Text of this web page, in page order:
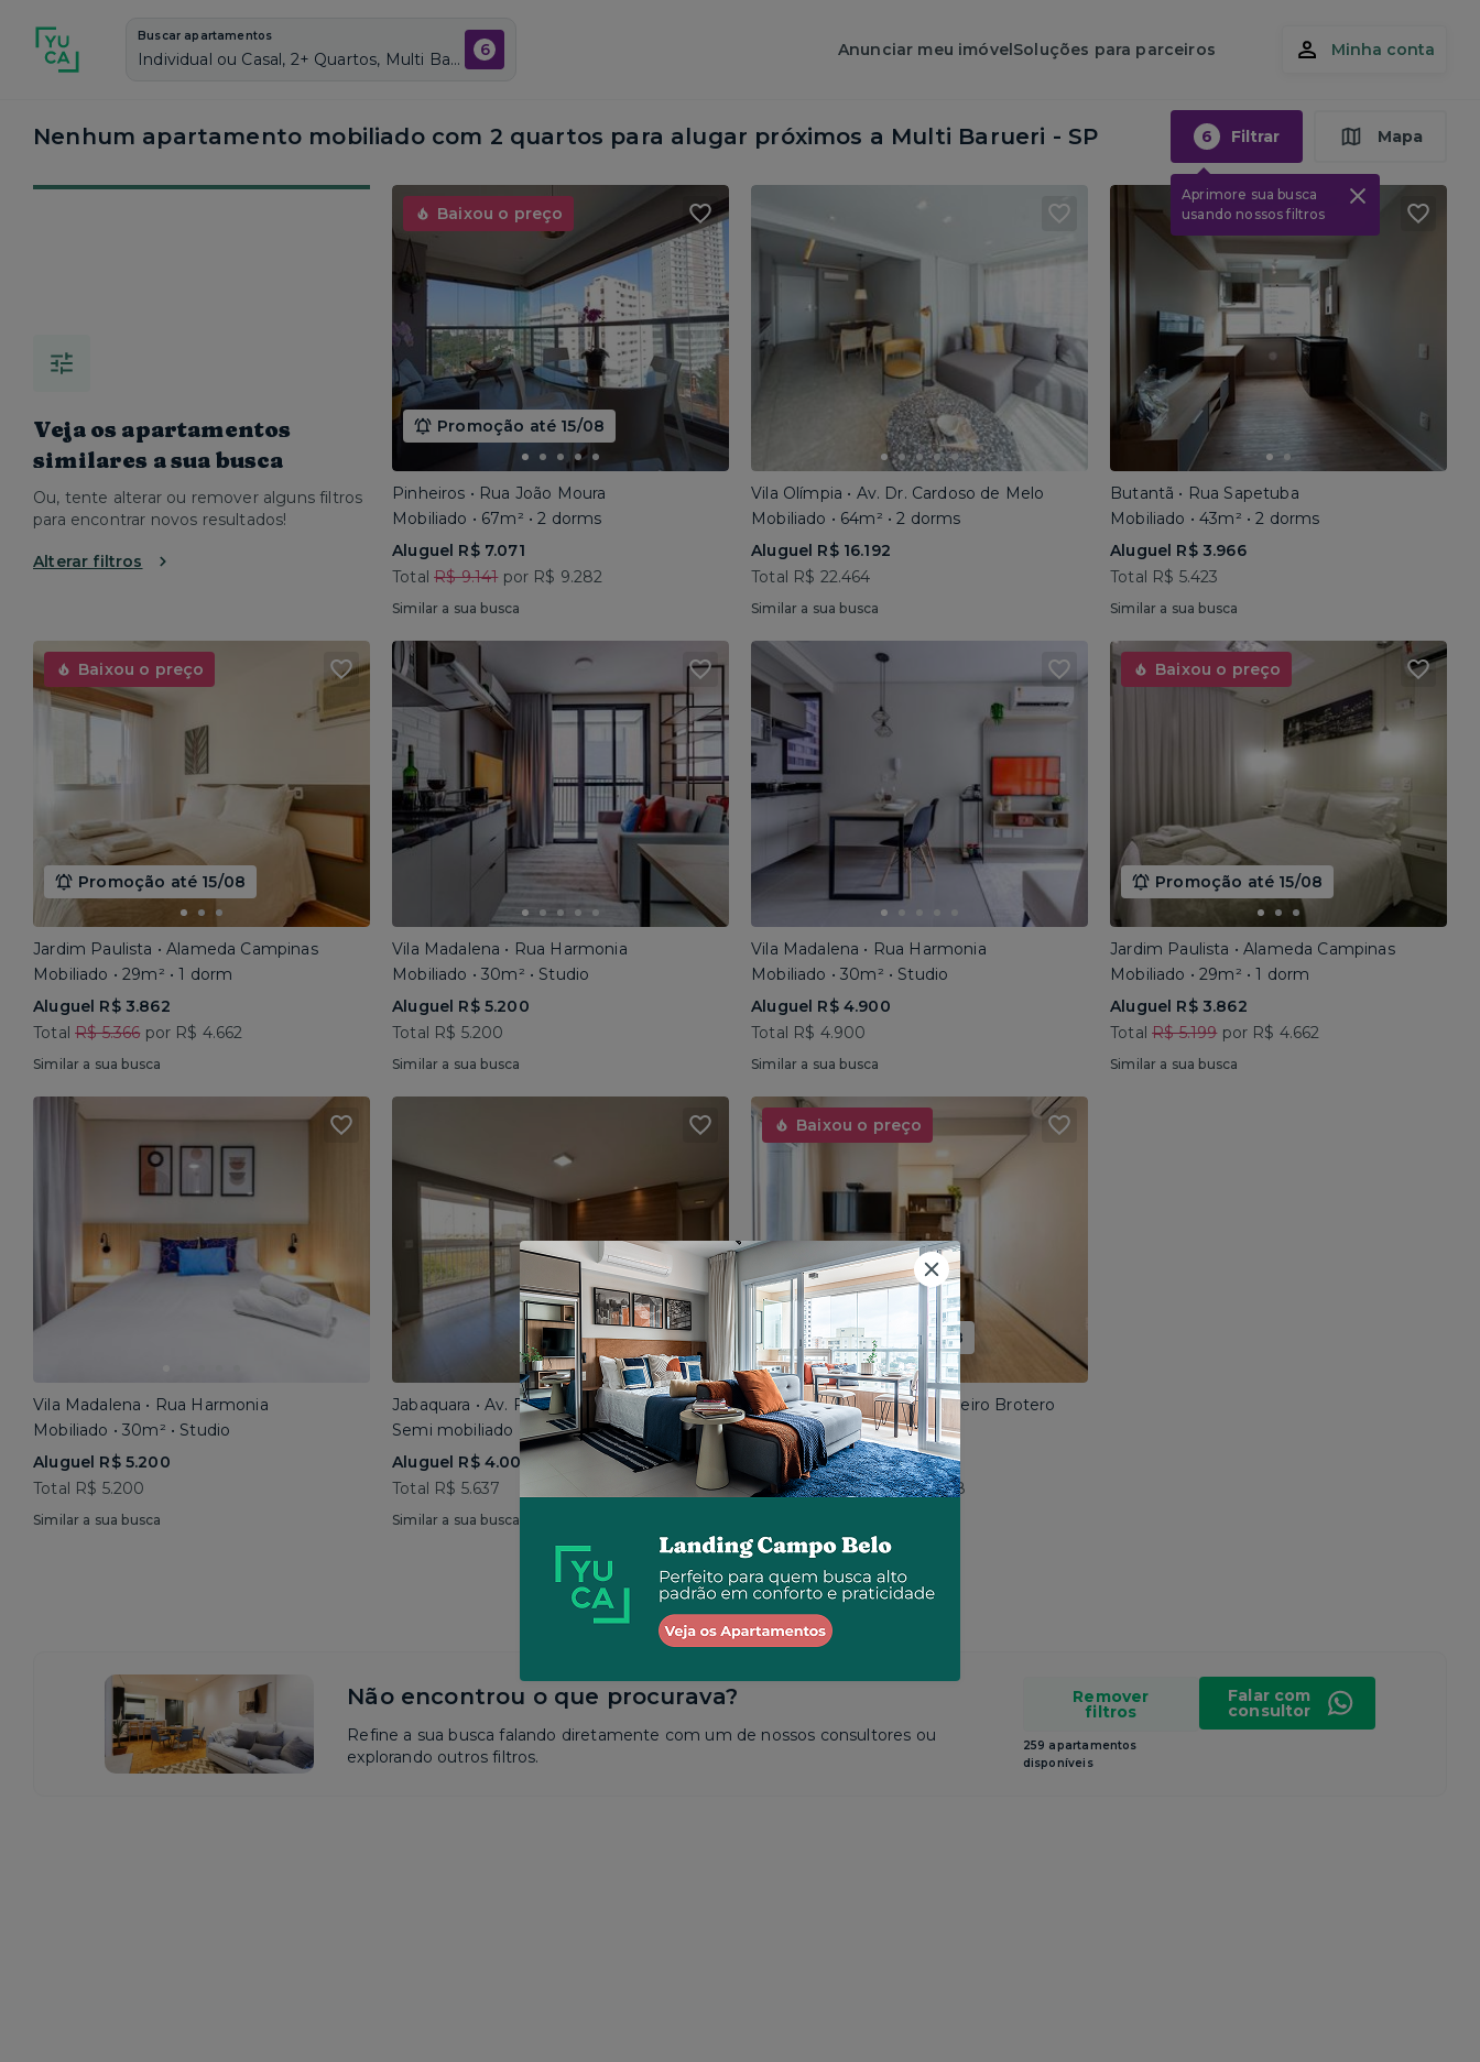
Buscar apartamentos
Individual ou Casal, 2+ Quartos, Multi Barueri, Vagas de garagem: Sim, Mobiliado, Piscina 6 Anunciar meu imóvelSoluções para parceiros Minha conta
Nenhum apartamento mobiliado com 2 quartos para alugar próximos a Multi Barueri - SP 6 Filtrar
Aprimore sua busca
usando nossos filtros
Mapa
Veja os apartamentos
similares a sua busca
Ou, tente alterar ou remover alguns filtros
para encontrar novos resultados!
Alterar filtros
Baixou o preço
Promoção até 15/08
Pinheiros • Rua João Moura
Mobiliado • 67m² • 2 dorms
Aluguel R$ 7.071
TotalR$ 9.141por R$ 9.282
Similar a sua busca
Vila Olímpia • Av. Dr. Cardoso de Melo
Mobiliado • 64m² • 2 dorms
Aluguel R$ 16.192
Total R$ 22.464
Similar a sua busca
Butantã • Rua Sapetuba
Mobiliado • 43m² • 2 dorms
Aluguel R$ 3.966
Total R$ 5.423
Similar a sua busca
Baixou o preço
Promoção até 15/08
Jardim Paulista • Alameda Campinas
Mobiliado • 29m² • 1 dorm
Aluguel R$ 3.862
TotalR$ 5.366por R$ 4.662
Similar a sua busca
Vila Madalena • Rua Harmonia
Mobiliado • 30m² • Studio
Aluguel R$ 5.200
Total R$ 5.200
Similar a sua busca
Vila Madalena • Rua Harmonia
Mobiliado • 30m² • Studio
Aluguel R$ 4.900
Total R$ 4.900
Similar a sua busca
Baixou o preço
Promoção até 15/08
Jardim Paulista • Alameda Campinas
Mobiliado • 29m² • 1 dorm
Aluguel R$ 3.862
TotalR$ 5.199por R$ 4.662
Similar a sua busca
Vila Madalena • Rua Harmonia
Mobiliado • 30m² • Studio
Aluguel R$ 5.200
Total R$ 5.200
Similar a sua busca
Jabaquara • Av. Francisco de Paula Quintanilha Ribeiro
Semi mobiliado • 90m² • 3 dorms
Aluguel R$ 4.005
Total R$ 5.637
Similar a sua busca
Baixou o preço
Promoção até 15/08
Higienópolis • Rua Conselheiro Brotero
Mobiliado • 35m² • 1 dorm
Aluguel R$ 2.923
TotalR$ 4.276por R$ 4.188
Não encontrou o que procurava?
Refine a sua busca falando diretamente com um de nossos consultores ou
explorando outros filtros.
Remover
filtros
259 apartamentos
disponíveis
Falar com
consultor